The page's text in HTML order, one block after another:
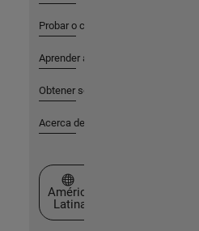
Probar o comprar
Aprender a utilizar
Obtener soporte
Acerca de MathWorks
Seleccione un país/idioma
América
Latina